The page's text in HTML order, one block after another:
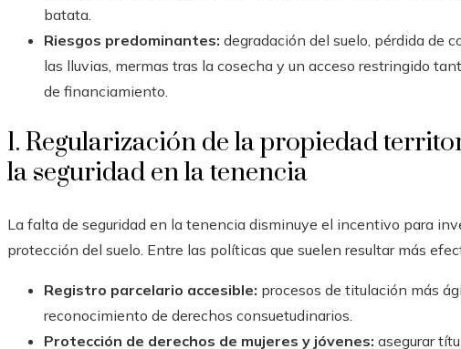
batata.
Riesgos predominantes: degradación del suelo, pérdida de
las lluvias, mermas tras la cosecha y un acceso restringido
de financiamiento.
1. Regularización de la propiedad
la seguridad en la tenencia
La falta de seguridad en la tenencia disminuye el incentivo para
protección del suelo. Entre las políticas que suelen resultar más
Registro parcelario accesible: procesos de titulación más
reconocimiento de derechos consuetudinarios.
Protección de derechos de mujeres y jóvenes: asegurar